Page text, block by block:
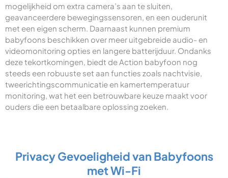
mogelijkheid om extra camera’s aan te sluiten,
geavanceerdere bewegingssensoren, en een ouderunit
met een eigen scherm. Daarnaast kunnen premium
babyfoons beschikken over meer uitgebreide audio- en
videomonitoring opties en langere batterijduur. Ondanks
deze tekortkomingen, biedt de Action babyfoon nog
steeds een robuuste set aan functies zoals nachtvisie,
tweerichtingscommunicatie en kamertemperatuur
monitoring, wat het een betrouwbare keuze maakt voor
ouders die een betaalbare oplossing zoeken.
Privacy Gevoeligheid van Babyfoons
met Wi-Fi